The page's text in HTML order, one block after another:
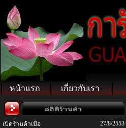
หน้าแรก เกี่ยวกับเรา
เปิดร้านค้าเมื่อ
27/8/2553